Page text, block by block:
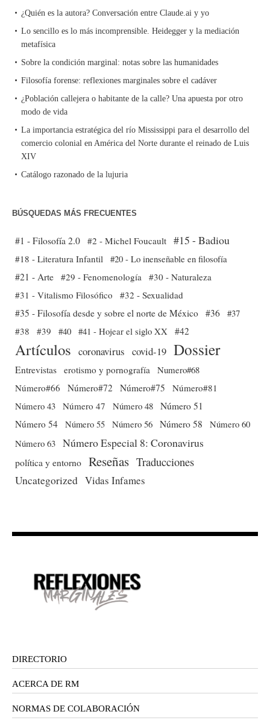
¿Quién es la autora? Conversación entre Claude.ai y yo
Lo sencillo es lo más incomprensible. Heidegger y la mediación
metafísica
Sobre la condición marginal: notas sobre las humanidades
Filosofía forense: reflexiones marginales sobre el cadáver
¿Población callejera o habitante de la calle? Una apuesta por otro
modo de vida
La importancia estratégica del río Mississippi para el desarrollo del
comercio colonial en América del Norte durante el reinado de Luis
XIV
Catálogo razonado de la lujuria
BÚSQUEDAS MÁS FRECUENTES
#1 - Filosofía 2.0 #2 - Michel Foucault #15 - Badiou
#18 - Literatura Infantil #20 - Lo inenseñable en filosofía
#21 - Arte #29 - Fenomenología
#30 - Naturaleza
#31 - Vitalismo Filosófico
#32 - Sexualidad
#35 - Filosofía desde y sobre el norte de México #36 #37
#38
#39 #40 #41 - Hojear el siglo XX #42
Artículos coronavirus covid-19 Dossier
Entrevistas erotismo y pornografía
Numero#68
Número#66
Número#72 Número#75
Número#81
Número 43 Número 47 Número 48 Número 51
Número 54 Número 55 Número 56 Número 58
Número 60
Número 63 Número Especial 8: Coronavirus
política y entorno Reseñas Traducciones
Uncategorized Vidas Infames
DIRECTORIO
ACERCA DE RM
NORMAS DE COLABORACIÓN